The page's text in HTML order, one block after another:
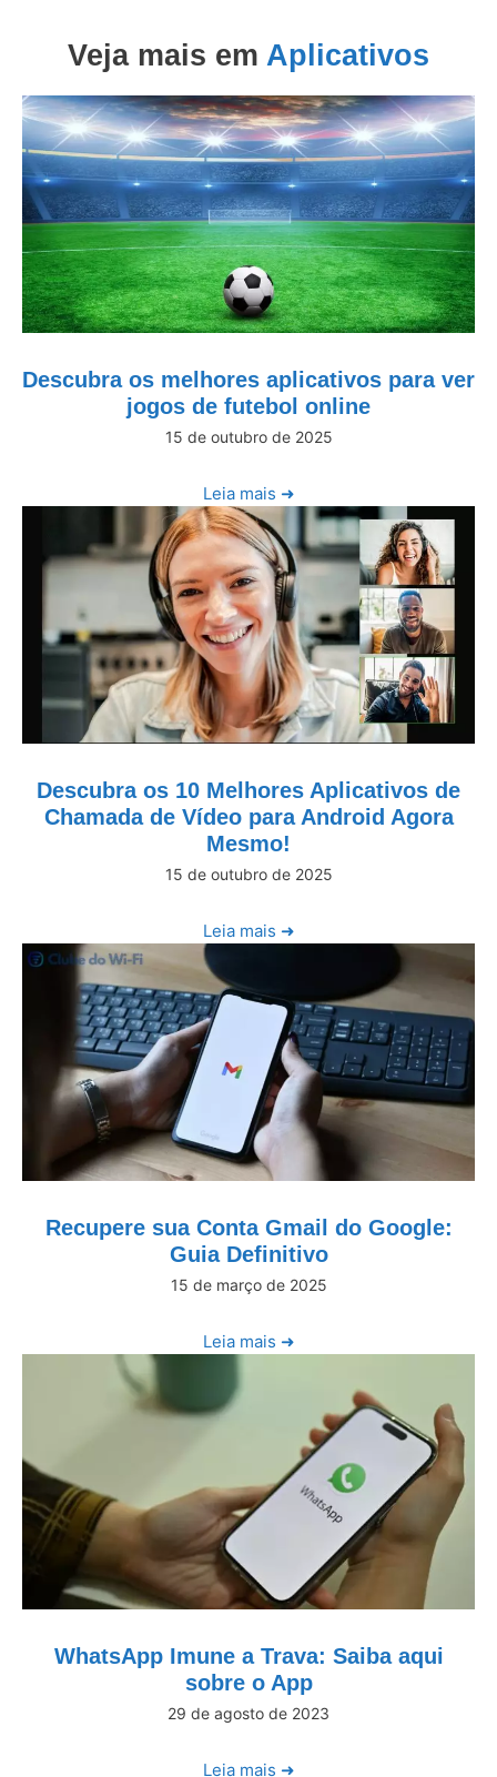
Veja mais em Aplicativos
Descubra os melhores aplicativos para ver
jogos de futebol online
15 de outubro de 2025
Leia mais ➜
Descubra os 10 Melhores Aplicativos de
Chamada de Vídeo para Android Agora
Mesmo!
15 de outubro de 2025
Leia mais ➜
Recupere sua Conta Gmail do Google:
Guia Definitivo
15 de março de 2025
Leia mais ➜
WhatsApp Imune a Trava: Saiba aqui
sobre o App
29 de agosto de 2023
Leia mais ➜